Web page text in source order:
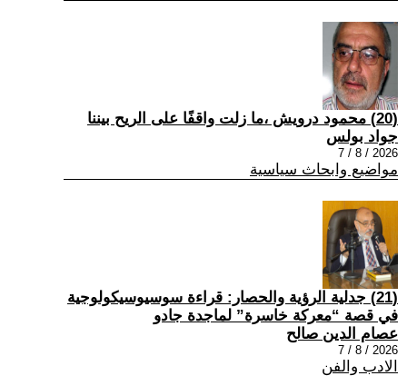
(20) محمود درويش ،ما زلت واقفًا على الريح بيننا
جواد بولس
2026 / 8 / 7
مواضيع وابحاث سياسية
(21) جدلية الرؤية والحصار: قراءة سوسيوسيكولوجية
في قصة “معركة خاسرة” لماجدة جادو
عصام الدين صالح
2026 / 8 / 7
الادب والفن